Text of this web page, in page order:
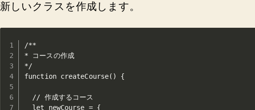
新しいクラスを作成します。
/**
* コースの作成
*/
function createCourse() {
  // 作成するコース
  let newCourse = {